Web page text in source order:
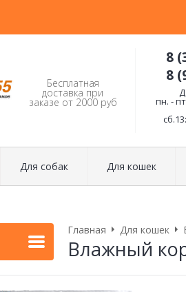
Бесплатная
доставка при
заказе от 2000 руб
8
8
пн. -
Для собак Для кошек
Главная Для кошек
Влажный